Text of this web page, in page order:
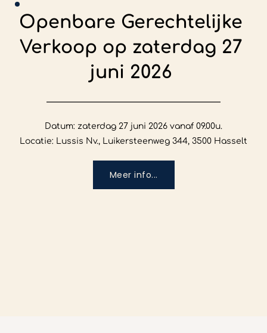
Openbare Gerechtelijke
Verkoop op zaterdag 27
juni 2026
Datum: zaterdag 27 juni 2026 vanaf 09.00u.
Locatie: Lussis Nv., Luikersteenweg 344, 3500 Hasselt
Meer info...